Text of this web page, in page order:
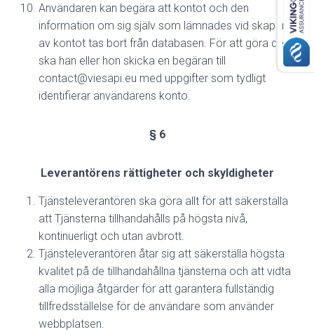
Användaren kan begära att kontot och den
information om sig själv som lämnades vid skapandet
av kontot tas bort från databasen. För att göra detta
ska han eller hon skicka en begäran till
contact@viesapi.eu med uppgifter som tydligt
identifierar användarens konto.
§ 6
Leverantörens rättigheter och skyldigheter
Tjänsteleverantören ska göra allt för att säkerställa
att Tjänsterna tillhandahålls på högsta nivå,
kontinuerligt och utan avbrott.
Tjänsteleverantören åtar sig att säkerställa högsta
kvalitet på de tillhandahållna tjänsterna och att vidta
alla möjliga åtgärder för att garantera fullständig
tillfredsställelse för de användare som använder
webbplatsen.